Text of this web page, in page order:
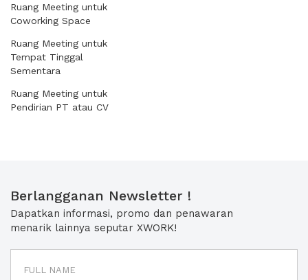
Ruang Meeting untuk
Coworking Space
Ruang Meeting untuk
Tempat Tinggal
Sementara
Ruang Meeting untuk
Pendirian PT atau CV
Berlangganan Newsletter !
Dapatkan informasi, promo dan penawaran
menarik lainnya seputar XWORK!